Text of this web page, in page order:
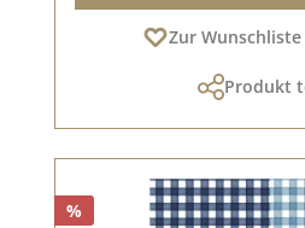
Zur
Produkt
%